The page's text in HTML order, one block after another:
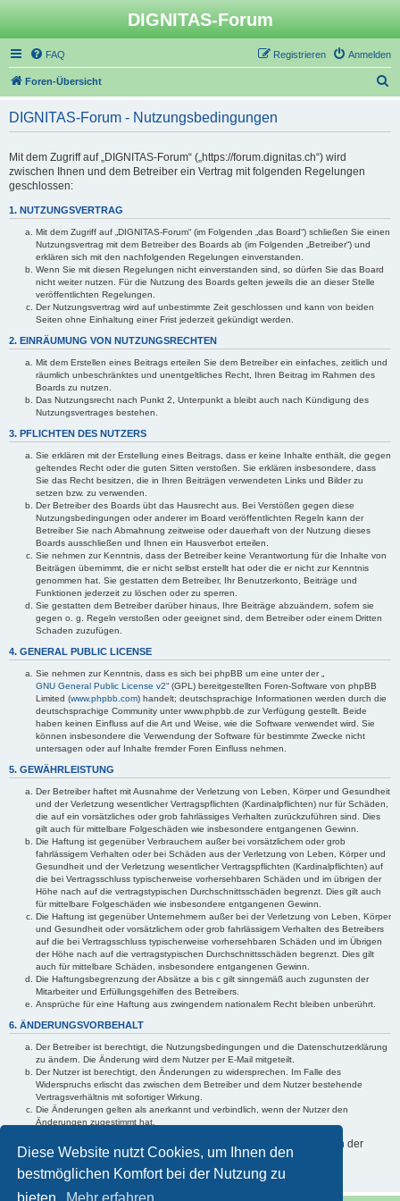
Diese Website nutzt Cookies, um Ihnen den
bestmöglichen Komfort bei der Nutzung zu
DIGNITAS-Forum
FAQ Anmelden
Registrieren
Foren-Übersicht
DIGNITAS-Forum - Nutzungsbedingungen
Mit dem Zugriff auf „DIGNITAS-Forum“ („https://forum.dignitas.ch“) wird
zwischen Ihnen und dem Betreiber ein Vertrag mit folgenden Regelungen
geschlossen:
1. NUTZUNGSVERTRAG
Mit dem Zugriff auf „DIGNITAS-Forum“ (im Folgenden „das Board“) schließen Sie einen
Nutzungsvertrag mit dem Betreiber des Boards ab (im Folgenden „Betreiber“) und
erklären sich mit den nachfolgenden Regelungen einverstanden.
Wenn Sie mit diesen Regelungen nicht einverstanden sind, so dürfen Sie das Board
nicht weiter nutzen. Für die Nutzung des Boards gelten jeweils die an dieser Stelle
veröffentlichten Regelungen.
Der Nutzungsvertrag wird auf unbestimmte Zeit geschlossen und kann von beiden
Seiten ohne Einhaltung einer Frist jederzeit gekündigt werden.
2. EINRÄUMUNG VON NUTZUNGSRECHTEN
Mit dem Erstellen eines Beitrags erteilen Sie dem Betreiber ein einfaches, zeitlich und
räumlich unbeschränktes und unentgeltliches Recht, Ihren Beitrag im Rahmen des
Boards zu nutzen.
Das Nutzungsrecht nach Punkt 2, Unterpunkt a bleibt auch nach Kündigung des
Nutzungsvertrages bestehen.
3. PFLICHTEN DES NUTZERS
Sie erklären mit der Erstellung eines Beitrags, dass er keine Inhalte enthält, die gegen
geltendes Recht oder die guten Sitten verstoßen. Sie erklären insbesondere, dass
Sie das Recht besitzen, die in Ihren Beiträgen verwendeten Links und Bilder zu
setzen bzw. zu verwenden.
Der Betreiber des Boards übt das Hausrecht aus. Bei Verstößen gegen diese
Nutzungsbedingungen oder anderer im Board veröffentlichten Regeln kann der
Betreiber Sie nach Abmahnung zeitweise oder dauerhaft von der Nutzung dieses
Boards ausschließen und Ihnen ein Hausverbot erteilen.
Sie nehmen zur Kenntnis, dass der Betreiber keine Verantwortung für die Inhalte von
Beiträgen übernimmt, die er nicht selbst erstellt hat oder die er nicht zur Kenntnis
genommen hat. Sie gestatten dem Betreiber, Ihr Benutzerkonto, Beiträge und
Funktionen jederzeit zu löschen oder zu sperren.
Sie gestatten dem Betreiber darüber hinaus, Ihre Beiträge abzuändern, sofern sie
gegen o. g. Regeln verstoßen oder geeignet sind, dem Betreiber oder einem Dritten
Schaden zuzufügen.
4. GENERAL PUBLIC LICENSE
Sie nehmen zur Kenntnis, dass es sich bei phpBB um eine unter der „
GNU General Public License v2“ (GPL) bereitgestellten Foren-Software von phpBB
Limited (www.phpbb.com) handelt; deutschsprachige Informationen werden durch die
deutschsprachige Community unter www.phpbb.de zur Verfügung gestellt. Beide
haben keinen Einfluss auf die Art und Weise, wie die Software verwendet wird. Sie
können insbesondere die Verwendung der Software für bestimmte Zwecke nicht
untersagen oder auf Inhalte fremder Foren Einfluss nehmen.
5. GEWÄHRLEISTUNG
Der Betreiber haftet mit Ausnahme der Verletzung von Leben, Körper und Gesundheit
und der Verletzung wesentlicher Vertragspflichten (Kardinalpflichten) nur für Schäden,
die auf ein vorsätzliches oder grob fahrlässiges Verhalten zurückzuführen sind. Dies
gilt auch für mittelbare Folgeschäden wie insbesondere entgangenen Gewinn.
Die Haftung ist gegenüber Verbrauchern außer bei vorsätzlichem oder grob
fahrlässigem Verhalten oder bei Schäden aus der Verletzung von Leben, Körper und
Gesundheit und der Verletzung wesentlicher Vertragspflichten (Kardinalpflichten) auf
die bei Vertragsschluss typischerweise vorhersehbaren Schäden und im übrigen der
Höhe nach auf die vertragstypischen Durchschnittsschäden begrenzt. Dies gilt auch
für mittelbare Folgeschäden wie insbesondere entgangenen Gewinn.
Die Haftung ist gegenüber Unternehmern außer bei der Verletzung von Leben, Körper
und Gesundheit oder vorsätzlichem oder grob fahrlässigem Verhalten des Betreibers
auf die bei Vertragsschluss typischerweise vorhersehbaren Schäden und im Übrigen
der Höhe nach auf die vertragstypischen Durchschnittsschäden begrenzt. Dies gilt
auch für mittelbare Schäden, insbesondere entgangenen Gewinn.
Die Haftungsbegrenzung der Absätze a bis c gilt sinngemäß auch zugunsten der
Mitarbeiter und Erfüllungsgehilfen des Betreibers.
Ansprüche für eine Haftung aus zwingendem nationalem Recht bleiben unberührt.
6. ÄNDERUNGSVORBEHALT
Der Betreiber ist berechtigt, die Nutzungsbedingungen und die Datenschutzerklärung
zu ändern. Die Änderung wird dem Nutzer per E-Mail mitgeteilt.
Der Nutzer ist berechtigt, den Änderungen zu widersprechen. Im Falle des
Widerspruchs erlischt das zwischen dem Betreiber und dem Nutzer bestehende
Vertragsverhältnis mit sofortiger Wirkung.
Die Änderungen gelten als anerkannt und verbindlich, wenn der Nutzer den
Änderungen zugestimmt hat.
Informationen über den Umgang mit Ihren persönlichen Daten sind in der
Datenschutzerklärung enthalten.